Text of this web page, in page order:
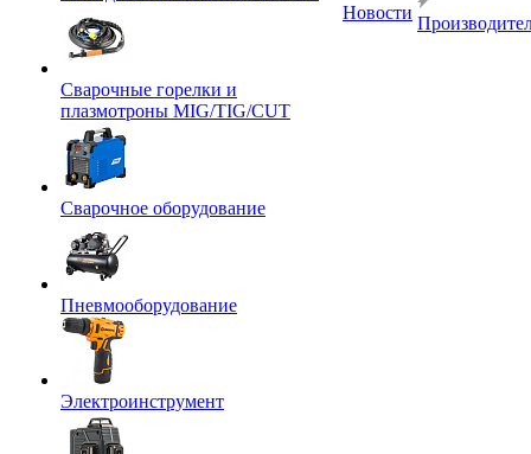
Сварочные горелки и
плазмотроны MIG/TIG/CUT
Сварочное оборудование
Пневмооборудование
Электроинструмент
Новости